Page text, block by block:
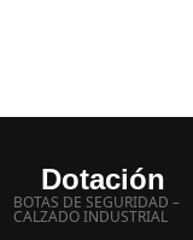
Dotación
BOTAS DE SEGURIDAD –
CALZADO INDUSTRIAL